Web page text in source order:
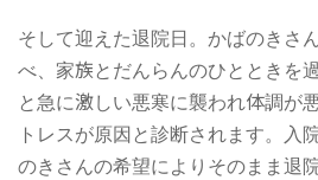
そして迎えた退院日。かばのきさ
べ、家族とだんらんのひとときを
と急に激しい悪寒に襲われ体調が
トレスが原因と診断されます。入
のきさんの希望によりそのまま退